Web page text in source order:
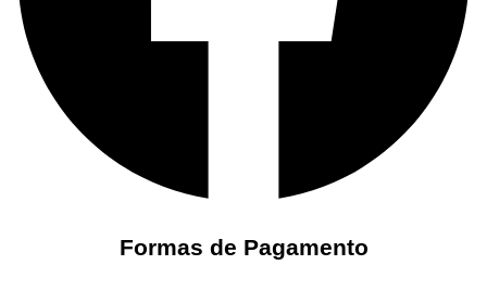
Formas de Pagamento